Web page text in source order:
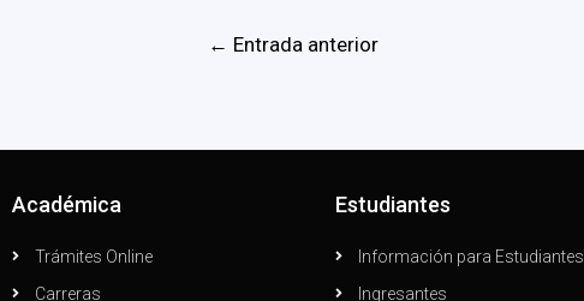
← Entrada anterior
Académica
Trámites Online
Carreras
Estudiantes
Información para Estudiantes
Ingresantes